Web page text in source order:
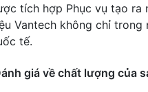
tích hợp Phục vụ tạo ra
Vantech không chỉ
tế.
giá về chất lượng của